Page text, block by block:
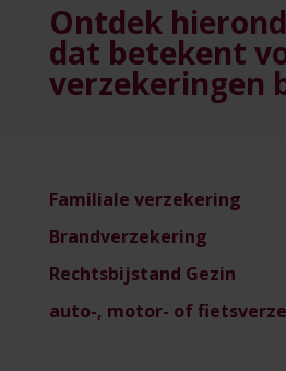
Ontdek
dat betekent
verzekeringen
Familiale verzekering
Brandverzekering
Rechtsbijstand Gezin
auto-, motor- of